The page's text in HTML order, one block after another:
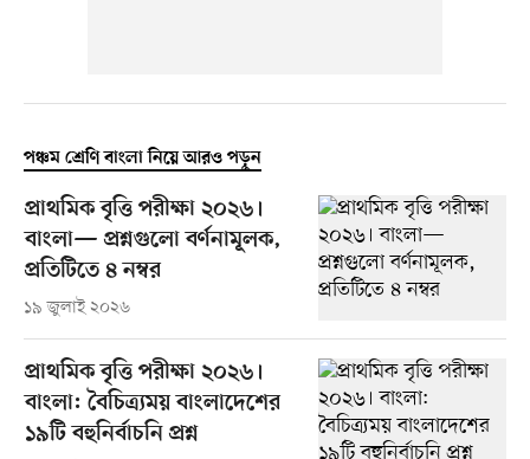
পঞ্চম শ্রেণি বাংলা নিয়ে আরও পড়ুন
প্রাথমিক বৃত্তি পরীক্ষা ২০২৬।
বাংলা— প্রশ্নগুলো বর্ণনামূলক,
প্রতিটিতে ৪ নম্বর
১৯ জুলাই ২০২৬
প্রাথমিক বৃত্তি পরীক্ষা ২০২৬।
বাংলা: বৈচিত্র্যময় বাংলাদেশের
১৯টি বহুনির্বাচনি প্রশ্ন